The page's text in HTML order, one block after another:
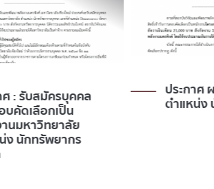
ประกาศ ผลการคัดเลือก
ตำแหน่ง นักวิจัย ไฮโดรเจน